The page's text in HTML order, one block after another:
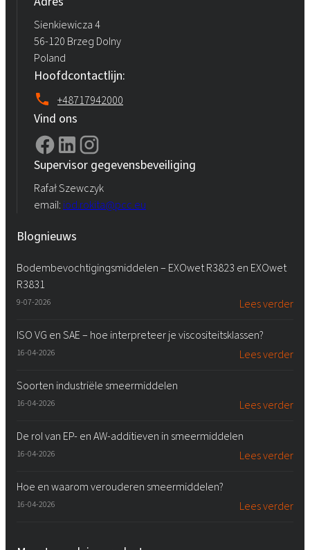
Sienkiewicza 4
56-120 Brzeg Dolny
Poland
Hoofdcontactlijn:
+48717942000
Vind ons
Supervisor gegevensbeveiliging
Rafał Szewczyk
email: iod.rokita@pcc.eu
Blognieuws
Bodembevochtigingsmiddelen – EXOwet R3823 en EXOwet
R3831
9-07-2026 Lees verder
ISO VG en SAE – hoe interpreteer je viscositeitsklassen?
16-04-2026 Lees verder
Soorten industriële smeermiddelen
16-04-2026 Lees verder
De rol van EP- en AW-additieven in smeermiddelen
16-04-2026 Lees verder
Hoe en waarom verouderen smeermiddelen?
16-04-2026 Lees verder